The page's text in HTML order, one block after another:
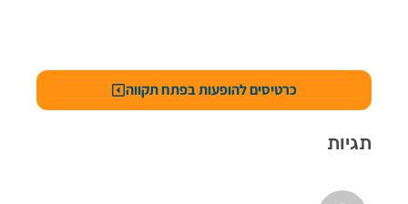
כרטיסים להופעות בפתח תקווה
תגיות